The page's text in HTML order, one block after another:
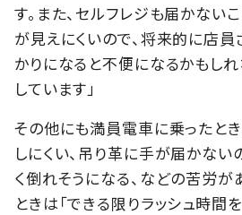
す。また、セルフレジも届かない
が見えにくいので、将来的に店
かりになると不便になるかもし
しています」
その他にも満員電車に乗ったと
しにくい、吊り革に手が届かな
く倒れそうになる、などの苦労が
ときは「できる限りラッシュ時間